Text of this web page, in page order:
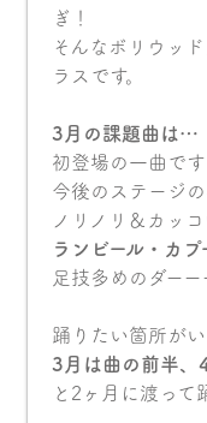
ぎ！
そんなボリウッ
ラスです。
3月の課題曲は…
初登場の一曲で
今後のステージ
ノリノリ＆カッ
ランビール・カプ
足技多めのダーー
踊りたい箇所が
3月は曲の前半、
と2ヶ月に渡って